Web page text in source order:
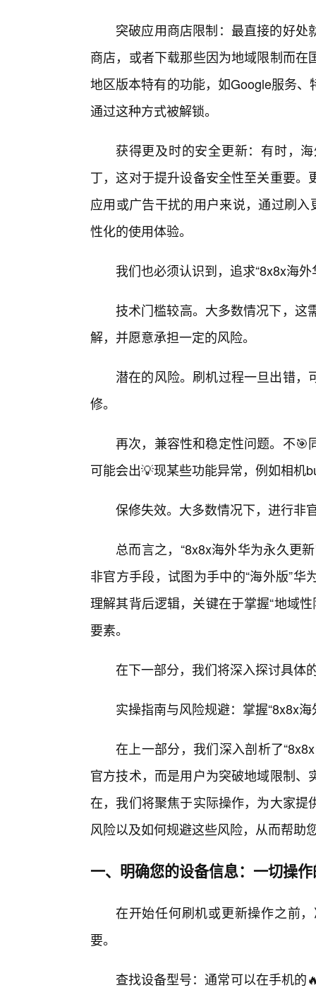
突破应用商店限制：最直接的好
商店，或者下载那些因为地域限制而
地区版本特有的功能，如Google服务
通过这种方式被解锁。
获得更及时的安全更新：有时，
丁，这对于提升设备安全性至关重要
应用或广告干扰的用户来说，通过刷
性化的使用体验。
我们也必须认识到，追求“8x8x海
技术门槛较高。大多数情况下，这
解，并愿意承担一定的风险。
潜在的风险。刷机过程一旦出错
修。
再次，兼容性和稳定性问题。不🎯
可能会出💡现某些功能异常，例如相机
保修失效。大多数情况下，进行非
总而言之，“8x8x海外华为永久更
非官方手段，试图为手中的“海外版”
理解其背后逻辑，关键在于掌握“地域
要素。
在下一部分，我们将深入探讨具体
实操指南与风险规避：掌握“8x8x
在上一部分，我们深入剖析了
官方技术，而是用户为突破地域限制
在，我们将聚焦于实际操作，为大家
风险以及如何规避这些风险，从而帮助
一、明确您的设备信息：一切操
在开始任何刷机或更新操作之前
要。
查找设备型号：通常可以在手机的